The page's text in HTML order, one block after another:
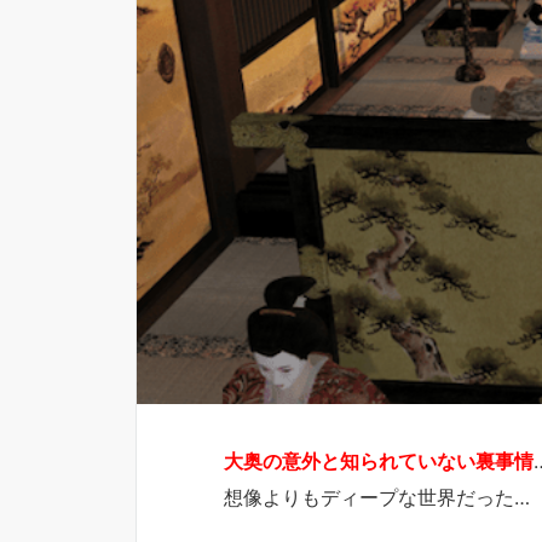
大奥の意外と知られていない裏事情
想像よりもディープな世界だった…